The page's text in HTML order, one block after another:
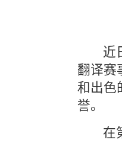
近
翻译赛
和出色
誉。
在